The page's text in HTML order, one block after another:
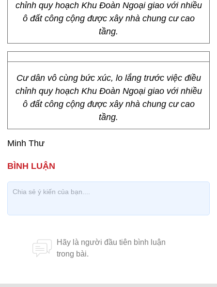
chỉnh quy hoạch Khu Đoàn Ngoại giao với nhiều
ô đất công cộng được xây nhà chung cư cao
tầng.
Cư dân vô cùng bức xúc, lo lắng trước việc điều
chỉnh quy hoạch Khu Đoàn Ngoại giao với nhiều
ô đất công cộng được xây nhà chung cư cao
tầng.
Minh Thư